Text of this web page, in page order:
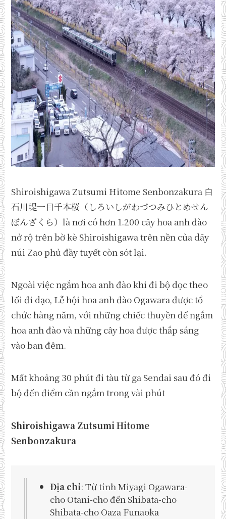
Shiroishigawa Zutsumi Hitome Senbonzakura 白
石川堤一目千本桜（しろいしがわづつみひとめせん
ぼんざくら）là nơi có hơn 1.200 cây hoa anh đào
nở rộ trên bờ kè Shiroishigawa trên nền của dãy
núi Zao phủ đầy tuyết còn sót lại.
Ngoài việc ngắm hoa anh đào khi đi bộ dọc theo
lối đi dạo, Lễ hội hoa anh đào Ogawara được tổ
chức hàng năm, với những chiếc thuyền để ngắm
hoa anh đào và những cây hoa được thắp sáng
vào ban đêm.
Mất khoảng 30 phút đi tàu từ ga Sendai sau đó đi
bộ đến điểm cần ngắm trong vài phút
Shiroishigawa Zutsumi Hitome
Senbonzakura
Địa chỉ: Từ tỉnh Miyagi Ogawara-
cho Otani-cho đến Shibata-cho
Shibata-cho Oaza Funaoka